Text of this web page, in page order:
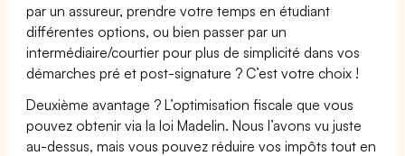
par un assureur, prendre votre temps en étudiant
différentes options, ou bien passer par un
intermédiaire/courtier pour plus de simplicité dans vos
démarches pré et post-signature ? C’est votre choix !
Deuxième avantage ? L’optimisation fiscale que vous
pouvez obtenir via la loi Madelin. Nous l’avons vu juste
au-dessus, mais vous pouvez réduire vos impôts tout en